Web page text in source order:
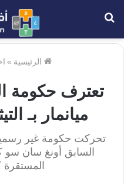
الرئيسية »
تعترف حكومة
ميانمار بـ
تحركت حكومة غير رسمية
السابق أونغ سان سو